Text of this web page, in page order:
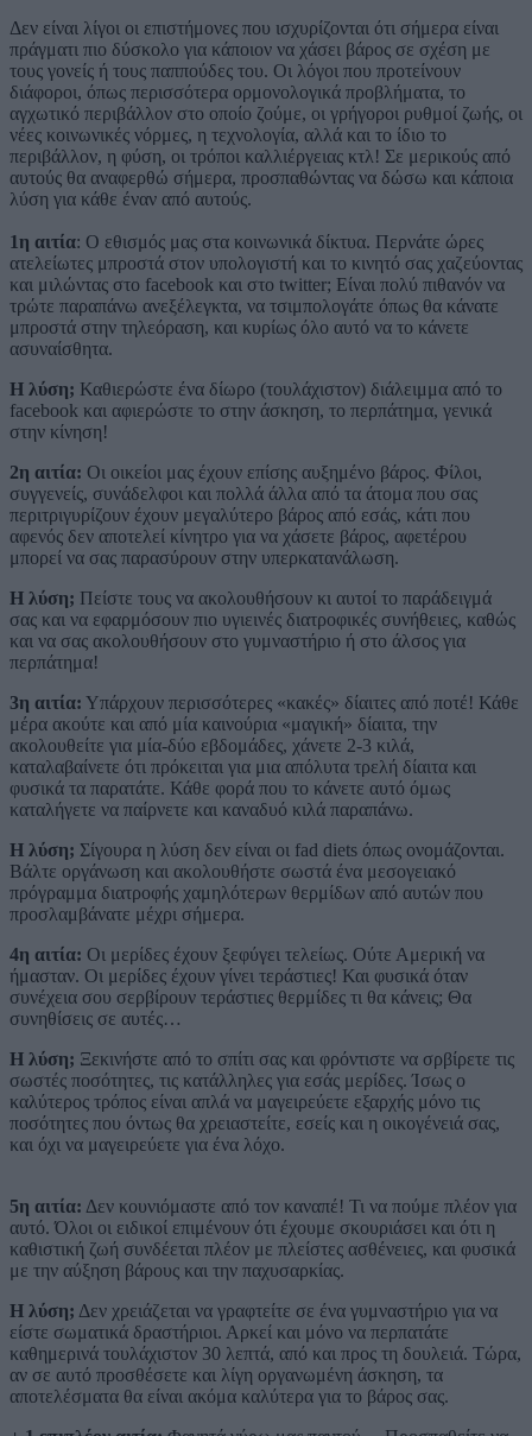
Δεν είναι λίγοι οι επιστήμονες που ισχυρίζονται ότι σήμερα είναι
πράγματι πιο δύσκολο για κάποιον να χάσει βάρος σε σχέση με
τους γονείς ή τους παππούδες του. Οι λόγοι που προτείνουν
διάφοροι, όπως περισσότερα ορμονολογικά προβλήματα, το
αγχωτικό περιβάλλον στο οποίο ζούμε, οι γρήγοροι ρυθμοί ζωής, οι
νέες κοινωνικές νόρμες, η τεχνολογία, αλλά και το ίδιο το
περιβάλλον, η φύση, οι τρόποι καλλιέργειας κτλ! Σε μερικούς από
αυτούς θα αναφερθώ σήμερα, προσπαθώντας να δώσω και κάποια
λύση για κάθε έναν από αυτούς.
1η αιτία: Ο εθισμός μας στα κοινωνικά δίκτυα. Περνάτε ώρες
ατελείωτες μπροστά στον υπολογιστή και το κινητό σας χαζεύοντας
και μιλώντας στο facebook και στο twitter; Είναι πολύ πιθανόν να
τρώτε παραπάνω ανεξέλεγκτα, να τσιμπολογάτε όπως θα κάνατε
μπροστά στην τηλεόραση, και κυρίως όλο αυτό να το κάνετε
ασυναίσθητα.
Η λύση; Καθιερώστε ένα δίωρο (τουλάχιστον) διάλειμμα από το
facebook και αφιερώστε το στην άσκηση, το περπάτημα, γενικά
στην κίνηση!
2η αιτία: Οι οικείοι μας έχουν επίσης αυξημένο βάρος. Φίλοι,
συγγενείς, συνάδελφοι και πολλά άλλα από τα άτομα που σας
περιτριγυρίζουν έχουν μεγαλύτερο βάρος από εσάς, κάτι που
αφενός δεν αποτελεί κίνητρο για να χάσετε βάρος, αφετέρου
μπορεί να σας παρασύρουν στην υπερκατανάλωση.
Η λύση; Πείστε τους να ακολουθήσουν κι αυτοί το παράδειγμά
σας και να εφαρμόσουν πιο υγιεινές διατροφικές συνήθειες, καθώς
και να σας ακολουθήσουν στο γυμναστήριο ή στο άλσος για
περπάτημα!
3η αιτία: Υπάρχουν περισσότερες «κακές» δίαιτες από ποτέ! Κάθε
μέρα ακούτε και από μία καινούρια «μαγική» δίαιτα, την
ακολουθείτε για μία-δύο εβδομάδες, χάνετε 2-3 κιλά,
καταλαβαίνετε ότι πρόκειται για μια απόλυτα τρελή δίαιτα και
φυσικά τα παρατάτε. Κάθε φορά που το κάνετε αυτό όμως
καταλήγετε να παίρνετε και καναδυό κιλά παραπάνω.
Η λύση; Σίγουρα η λύση δεν είναι οι fad diets όπως ονομάζονται.
Βάλτε οργάνωση και ακολουθήστε σωστά ένα μεσογειακό
πρόγραμμα διατροφής χαμηλότερων θερμίδων από αυτών που
προσλαμβάνατε μέχρι σήμερα.
4η αιτία: Οι μερίδες έχουν ξεφύγει τελείως. Ούτε Αμερική να
ήμασταν. Οι μερίδες έχουν γίνει τεράστιες! Και φυσικά όταν
συνέχεια σου σερβίρουν τεράστιες θερμίδες τι θα κάνεις; Θα
συνηθίσεις σε αυτές…
Η λύση; Ξεκινήστε από το σπίτι σας και φρόντιστε να σρβίρετε τις
σωστές ποσότητες, τις κατάλληλες για εσάς μερίδες. Ίσως ο
καλύτερος τρόπος είναι απλά να μαγειρεύετε εξαρχής μόνο τις
ποσότητες που όντως θα χρειαστείτε, εσείς και η οικογένειά σας,
και όχι να μαγειρεύετε για ένα λόχο.
5η αιτία: Δεν κουνιόμαστε από τον καναπέ! Τι να πούμε πλέον για
αυτό. Όλοι οι ειδικοί επιμένουν ότι έχουμε σκουριάσει και ότι η
καθιστική ζωή συνδέεται πλέον με πλείστες ασθένειες, και φυσικά
με την αύξηση βάρους και την παχυσαρκίας.
Η λύση; Δεν χρειάζεται να γραφτείτε σε ένα γυμναστήριο για να
είστε σωματικά δραστήριοι. Αρκεί και μόνο να περπατάτε
καθημερινά τουλάχιστον 30 λεπτά, από και προς τη δουλειά. Τώρα,
αν σε αυτό προσθέσετε και λίγη οργανωμένη άσκηση, τα
αποτελέσματα θα είναι ακόμα καλύτερα για το βάρος σας.